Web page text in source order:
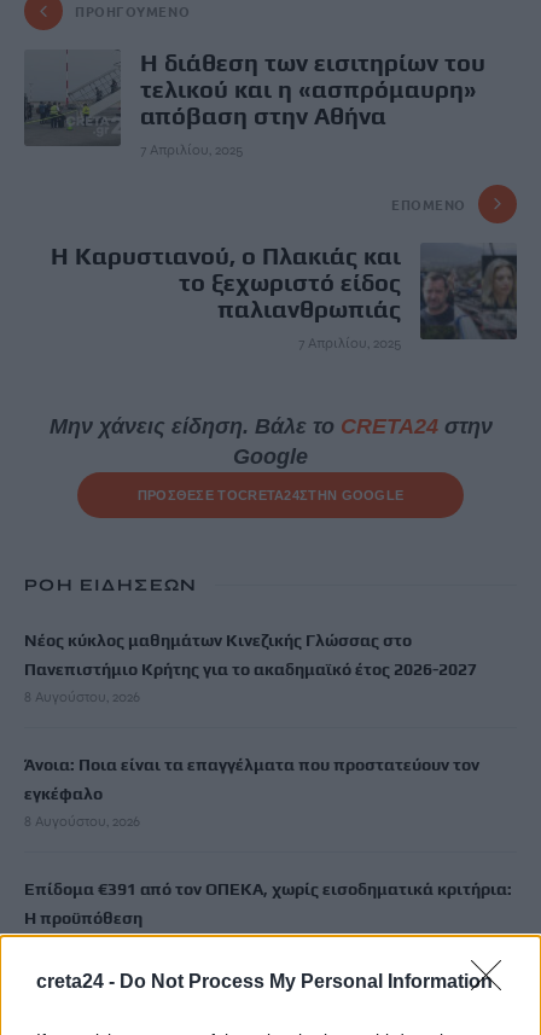
creta24 - Do Not Process My Personal Information
ΠΡΟΗΓΟΎΜΕΝΟ
Η διάθεση των εισιτηρίων του
τελικού και η «ασπρόμαυρη»
απόβαση στην Αθήνα
7 Απριλίου, 2025
ΕΠΌΜΕΝΟ
Η Καρυστιανού, ο Πλακιάς και
το ξεχωριστό είδος
παλιανθρωπιάς
7 Απριλίου, 2025
Μην χάνεις είδηση. Βάλε το CRETA24στην
Google
ΠΡΟΣΘΕΣΕ ΤΟCRETA24ΣΤΗΝ GOOGLE
ΡΟΗ ΕΙΔΗΣΕΩΝ
Νέος κύκλος μαθημάτων Κινεζικής Γλώσσας στο
Πανεπιστήμιο Κρήτης για το ακαδημαϊκό έτος 2026-2027
8 Αυγούστου, 2026
Άνοια: Ποια είναι τα επαγγέλματα που προστατεύουν τον
εγκέφαλο
8 Αυγούστου, 2026
Επίδομα €391 από τον ΟΠΕΚΑ, χωρίς εισοδηματικά κριτήρια:
Η προϋπόθεση